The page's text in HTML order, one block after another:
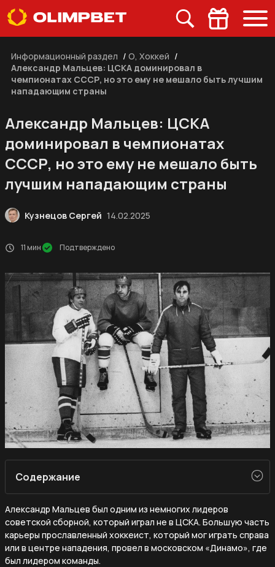
Информационный раздел / О, Хоккей /
Александр Мальцев: ЦСКА доминировал в
чемпионатах СССР, но это ему не мешало быть лучшим
нападающим страны
Александр Мальцев: ЦСКА
доминировал в чемпионатах
СССР, но это ему не мешало быть
лучшим нападающим страны
Кузнецов Сергей 14.02.2025
11 мин Подтверждено
Содержание
Александр Мальцев был одним из немногих лидеров
советской сборной, который играл не в ЦСКА. Большую часть
карьеры прославленный хоккеист, который мог играть справа
или в центре нападения, провел в московском «Динамо», где
был лидером команды.